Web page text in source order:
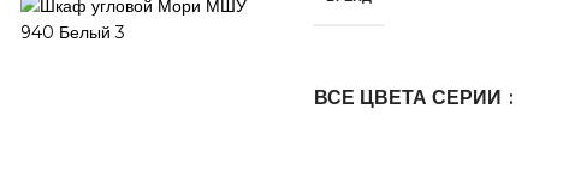
ВСЕ ЦВЕТА СЕРИИ